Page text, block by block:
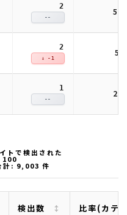
2
--
2
↓ -1
1
--
トで検出された
100
計: 9,003 件
検出数 比率(カテ